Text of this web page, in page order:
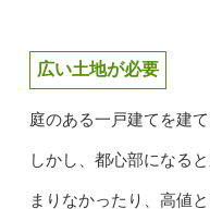
広い土地が必要
庭のある一戸建てを建
しかし、都心部になる
まりなかったり、高値